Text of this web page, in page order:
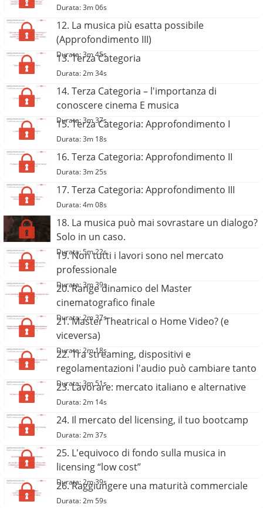
Durata: 3m 06s
12. La musica più esatta possibile
(Approfondimento III)
Durata: 3m 45s
13. Terza Categoria
Durata: 2m 34s
14. Terza Categoria – l'importanza di
conoscere cinema E musica
Durata: 3m 37s
15. Terza Categoria: Approfondimento I
Durata: 3m 18s
16. Terza Categoria: Approfondimento II
Durata: 3m 25s
17. Terza Categoria: Approfondimento III
Durata: 4m 08s
18. La musica può mai sovrastare un dialogo?
Solo in un caso.
Durata: 5m 22s
19. Non tutti i lavori sono nel mercato
professionale
Durata: 3m 39s
20. Range dinamico del Master
cinematografico finale
Durata: 2m 37s
21. Master Theatrical o Home Video? (e
viceversa)
Durata: 2m 18s
22. Tra streaming, dispositivi e
regolamentazioni l'audio può cambiare tanto
Durata: 3m 51s
23. Lavorare: mercato italiano e alternative
Durata: 2m 14s
24. Il mercato del licensing, il tuo bootcamp
Durata: 2m 37s
25. L'equivoco di fondo sulla musica in
licensing “low cost”
Durata: 2m 39s
26. Raggiungere una maturità commerciale
Durata: 2m 59s